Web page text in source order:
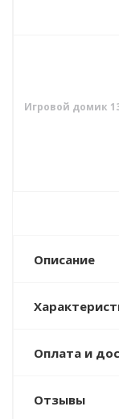
Игровой домик
Описание
Оплата и
Отзывы